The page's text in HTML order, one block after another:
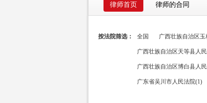
律师首页 律师的合同
按法院筛选： 全国 广西壮族自治区
广西壮族自治区天等县人
广西壮族自治区博白县人
广东省吴川市人民法院(1)